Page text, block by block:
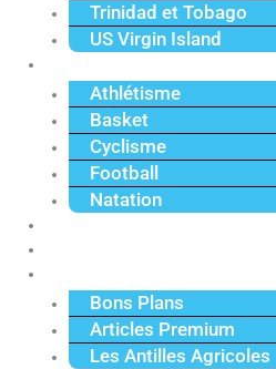
Trinidad et Tobago
US Virgin Island
Athlétisme
Basket
Cyclisme
Football
Natation
Bons Plans
Articles Premium
Les Antilles Agricoles